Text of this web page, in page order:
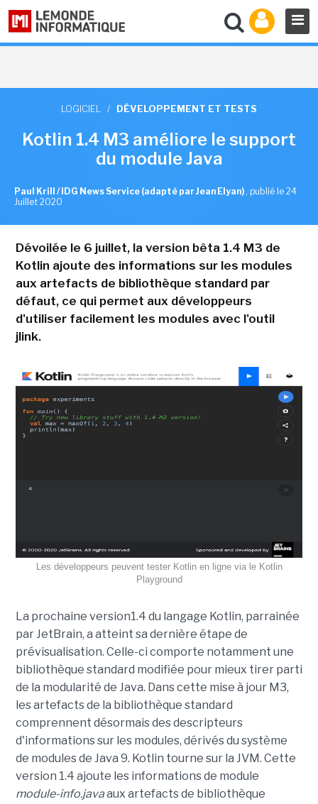
LOGICIEL / DÉVELOPPEMENT ET TESTS
Kotlin 1.4 M3 améliore le support
du module Java
Paul Krill / IDG News Service (adapté par Jean Elyan) , publié le 24
Juillet 2020
Dévoilée le 6 juillet, la version bêta 1.4 M3 de
Kotlin ajoute des informations sur les modules
aux artefacts de bibliothèque standard par
défaut, ce qui permet aux développeurs
d'utiliser facilement les modules avec l'outil
jlink.
Les développeurs peuvent tester Kotlin en ligne via le Kotlin
Playground
La prochaine version1.4 du langage Kotlin, parrainée
par JetBrain, a atteint sa dernière étape de
prévisualisation. Celle-ci comporte notamment une
bibliothèque standard modifiée pour mieux tirer parti
de la modularité de Java. Dans cette mise à jour M3,
les artefacts de la bibliothèque standard
comprennent désormais des descripteurs
d'informations sur les modules, dérivés du système
de modules de Java 9. Kotlin tourne sur la JVM. Cette
version 1.4 ajoute les informations de module
module-info.javaaux artefacts de bibliothèque